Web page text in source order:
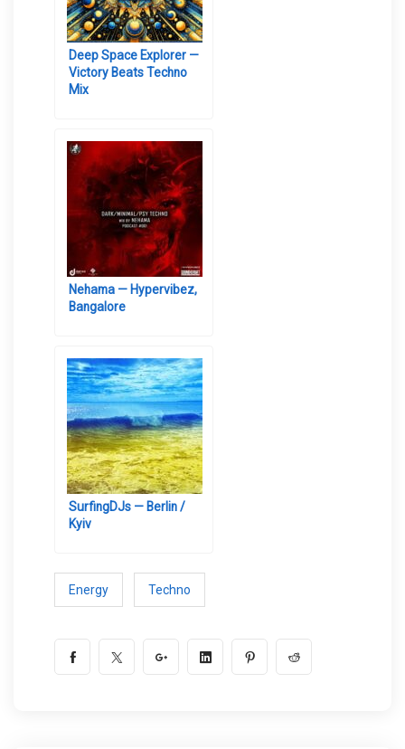
Deep Space Explorer —
Victory Beats Techno
Mix
Nehama — Hypervibez,
Bangalore
SurfingDJs — Berlin /
Kyiv
Energy Techno